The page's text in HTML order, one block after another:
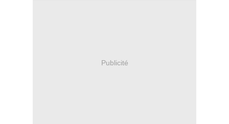
Publicité